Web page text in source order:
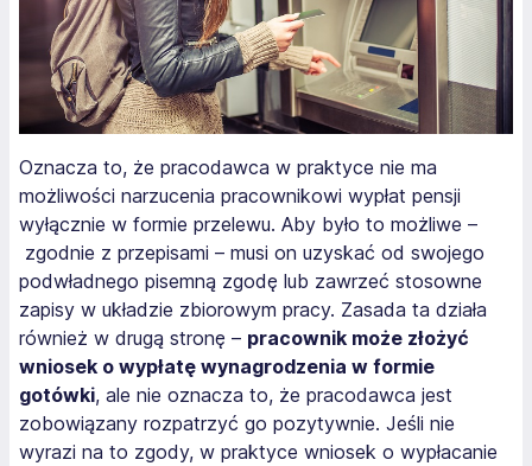
Oznacza to, że pracodawca w praktyce nie ma
możliwości narzucenia pracownikowi wypłat pensji
wyłącznie w formie przelewu. Aby było to możliwe –
zgodnie z przepisami – musi on uzyskać od swojego
podwładnego pisemną zgodę lub zawrzeć stosowne
zapisy w układzie zbiorowym pracy. Zasada ta działa
również w drugą stronę – pracownik może złożyć
wniosek o wypłatę wynagrodzenia w formie
gotówki, ale nie oznacza to, że pracodawca jest
zobowiązany rozpatrzyć go pozytywnie. Jeśli nie
wyrazi na to zgody, w praktyce wniosek o wypłacanie